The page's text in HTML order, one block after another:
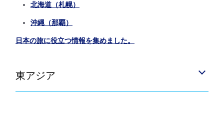
北海道（札幌）
沖縄（那覇）
日本の旅に役立つ情報を集めました。
東アジア